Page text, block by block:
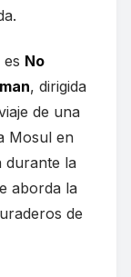
No
, dirigida
de una
Mosul en
durante la
aborda la
de